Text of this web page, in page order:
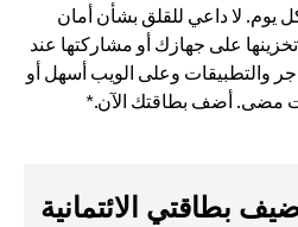
يوم. لا داعي للقلق بشأن أمان
على جهازك أو مشاركتها عند
والتطبيقات وعلى الويب أسهل أو
مضى. أضف بطاقتك الآن.*
بطاقتي الائتمانية